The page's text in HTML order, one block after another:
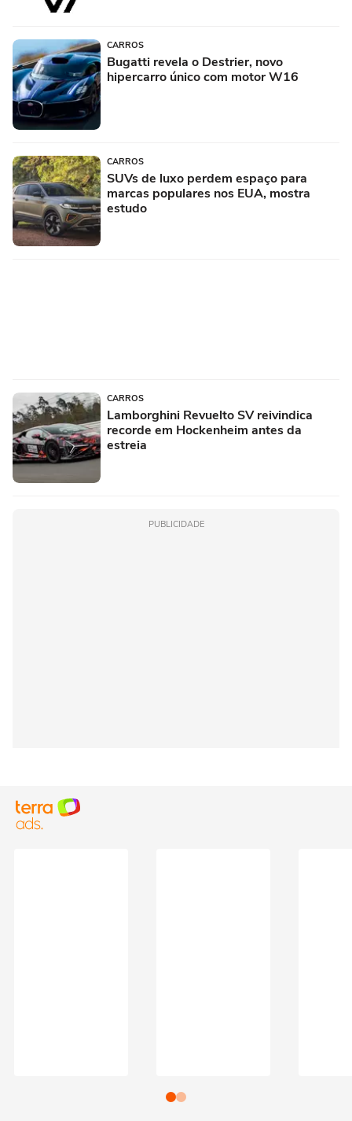
CARROS
Bugatti revela o Destrier, novo
hipercarro único com motor W16
CARROS
SUVs de luxo perdem espaço para
marcas populares nos EUA, mostra
estudo
CARROS
Lamborghini Revuelto SV reivindica
recorde em Hockenheim antes da
estreia
PUBLICIDADE